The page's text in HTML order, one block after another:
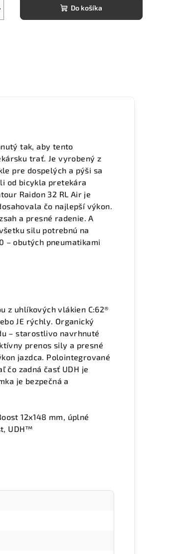
Do košíka
tak, aby tento
trať. Je vyrobený z
pre dospelých a pýši sa
od bicykla pretekára
Raidon 32 RL Air je
čo najlepší výkon.
a presné radenie. A
silu potrebnú na
– obutých pneumatikami
z uhlíkových vlákien C:62®
JE rýchly. Organický
– starostlivo navrhnuté
prenos sily a presné
jazdca. Polointegrované
čo zadná časť UDH je
je bezpečná a
12x148 mm, úplné
UDH™